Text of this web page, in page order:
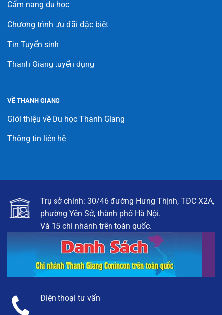
Cẩm nang du học
Chương trình ưu đãi đặc biệt
Tin Tuyển sinh
Thanh Giang tuyển dụng
VỀ THANH GIANG
Giới thiệu về Du học Thanh Giang
Thông tin liên hệ
Trụ sở chính: 30/46 đường Hưng Thịnh, TĐC X2A,
phường Yên Sở, thành phố Hà Nội.
Và 15 chi nhánh trên toàn quốc.
Điện thoại tư vấn